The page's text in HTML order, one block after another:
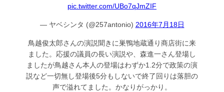
pic.twitter.com/UBo7qJmZIF
— ヤベシンタ (@257antonio) 2016年7月18日
鳥越俊太郎さんの演説聞きに巣鴨地蔵通り商店街に来
ました。応援の議員の長い演説や、森進一さん登場し
ましたが鳥越さん本人の登場はわずか1.2分で政策の演
説など一切無し登場後5分もしないで終了回りは落胆の
声で溢れてました。かなりがっかり。